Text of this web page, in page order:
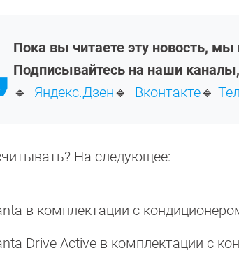
Пока вы читаете эту новость,
Подписывайтесь на наши
🔹 Яндекс.Дзен🔹 Вконтакте🔹
На следующее:
в комплектации c
Drive Active в комплектации c